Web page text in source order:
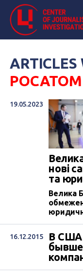
ARTICLES
РОСАТОМ
19.05.2023
нові
та
Велика
16.12.2015
В США